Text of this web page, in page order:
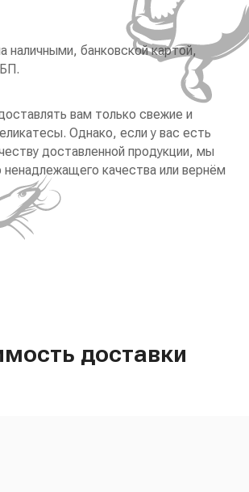
наличными, банковской картой,
вам только свежие и
Однако, если у вас есть
доставленной продукции, мы
качества или вернём
доставки